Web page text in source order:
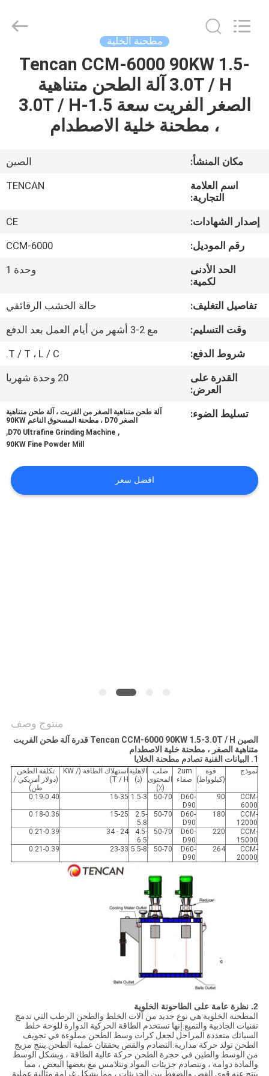
منزل،
منتجات
معلومات
جولة
المعمل
مراقبة
الجودة
اتصل
أخبار
اطلب
Technology
مطحنة الخلية
Tencan CCM-6000 90KW 1.5-
3.0T / H آلة الطحن متناهية
الصغر الفريت سعة 1.5-3.0T / H
، مطحنة خلية الاصطدام
مكان المنشأ:
الصين
اسم العلامة
التجارية:
TENCAN
إصدار الشهادات:
CE
رقم الموديل:
CCM-6000
الحد الأدنى
لكمية:
وحدة 1
تفاصيل التغليف:
حالة الخشب الرقائقي
وقت التسليم:
مع 2-3 أشهر من أيام العمل بعد الدفع
شروط الدفع:
T / T ، L / C.
القدرة على
العرض:
20 وحدة شهريا
تسليط الضوء:
آلة طحن متناهية الصغر من الفريت ، آلة طحن متناهية
الصغر D70 ، مطحنة المسحوق الناعم 90KW
,
D70 Ultrafine Grinding Machine
,
90KW Fine Powder Mill
افضل سعر
منتوج وصف
الصين Tencan CCM-6000 90KW 1.5-3.0T / H قدرة آلة طحن الفريت
متناهية الصغر ، مطحنة خلية الاصطدام
1. البيانات الفنية
تصادم مطحنة الخلايا
نموذج
قوة
(كيلوواط)
2um
صفاء
صلب
المحتوى
(٪)
الاهلية
(ذ)
استهلاك الطاقة (KW /
T / H)
تكلفة الطحن
(دولار أمريكي /
طن)
CCM-
6000
90
D60-
D90
50-70
1.5-3
16-35
0.19-0.40
CCM-
12000
180
D60-
D90
50-70
2.5-
5.8
15-25
0.18-0.36
CCM-
15000
220
D60-
D90
50-70
4.5-
6.5
24 - 34
0.21-0.39
CCM-
20000
264
D60-
D90
50-70
5.5-8
23-33
0.21-0.39
2. نظرة عامة على الطاحونة الخلوية
المطحنة الخلوية هي نوع جديد من آلات الخلط والطحن الرطب التي تدمج
تقنيات الجاذبية والتميع.إنها تستخدم الطاقة الحركية الدوارة للوحة خلط
السبائك متعددة المراحل لجعل كرات وسط الطحن مملوءة في تجويف
الطحن تولد حركة مدارية.التصادم والقص يحققان عملية الطحن.ينتج مزيج
من الوسط والطين في حجرة الطحن حركة عالية الطاقة ، ويشكل الوسط
والمادة دوامة ، وتتصادم جزيئات المواد وتتلامس مع بعضها البعض ، مما
ينتج عنه قوى القص والضغط بين الجزيئات ، مما يشكل غرامة مثالية عملية